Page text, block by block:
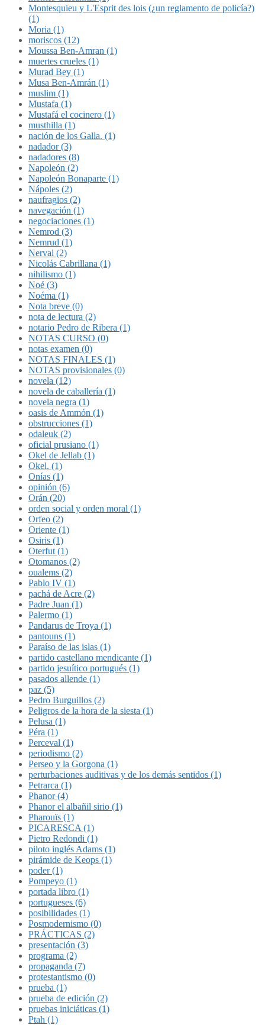
Montesquieu y L'Esprit des lois (¿un reglamento de policía?)
(1)
Moria (1)
moriscos (12)
Moussa Ben-Amran (1)
muertes crueles (1)
Murad Bey (1)
Musa Ben-Amrán (1)
muslim (1)
Mustafa (1)
Mustafá el cocinero (1)
musthilla (1)
nación de los Galla. (1)
nadador (3)
nadadores (8)
Napoleón (2)
Napoleón Bonaparte (1)
Nápoles (2)
naufragios (2)
navegación (1)
negociaciones (1)
Nemrod (3)
Nemrud (1)
Nerval (2)
Nicolás Cabrillana (1)
nihilismo (1)
Noé (3)
Noéma (1)
Nota breve (0)
nota de lectura (2)
notario Pedro de Ribera (1)
NOTAS CURSO (0)
notas examen (0)
NOTAS FINALES (1)
NOTAS provisionales (0)
novela (12)
novela de caballería (1)
novela negra (1)
oasis de Ammón (1)
obstrucciones (1)
odaleuk (2)
oficial prusiano (1)
Okel de Jellab (1)
Okel. (1)
Onías (1)
opinión (6)
Orán (20)
orden social y orden moral (1)
Orfeo (2)
Oriente (1)
Osiris (1)
Oterfut (1)
Otomanos (2)
oualems (2)
Pablo IV (1)
pachá de Acre (2)
Padre Juan (1)
Palermo (1)
Pandarus de Troya (1)
pantouns (1)
Paraíso de las islas (1)
partido castellano mendicante (1)
partido jesuítico portugués (1)
pasados allende (1)
paz (5)
Pedro Burguillos (2)
Peligros de la hora de la siesta (1)
Pelusa (1)
Péra (1)
Perceval (1)
periodismo (2)
Perseo y la Gorgona (1)
perturbaciones auditivas y de los demás sentidos (1)
Petrarca (1)
Phanor (4)
Phanor el albañil sirio (1)
Pharouïs (1)
PICARESCA (1)
Pietro Redondi (1)
piloto inglés Adams (1)
pirámide de Keops (1)
poder (1)
Pompeyo (1)
portada libro (1)
portugueses (6)
posibilidades (1)
Posmodernismo (0)
PRÁCTICAS (2)
presentación (3)
programa (2)
propaganda (7)
protestantismo (0)
prueba (1)
prueba de edición (2)
pruebas iniciáticas (1)
Ptah (1)